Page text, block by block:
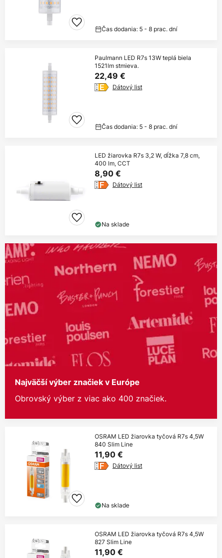
Čas dodania: 5 - 8 prac. dní
Paulmann LED R7s 13W teplá biela
1521lm stmieva.
22,49 €
Dátový list
Čas dodania: 5 - 8 prac. dní
LED žiarovka R7s 3,2 W, dĺžka 7,8 cm,
400 lm, CCT
8,90 €
Dátový list
Na sklade
Najväčší výber značiek v Európe
Obrovský výber z viac ako 400 značiek.
OSRAM LED žiarovka tyčová R7s 4,5W
840 Slim Line
11,90 €
Dátový list
Na sklade
OSRAM LED žiarovka tyčová R7s 4,5W
827 Slim Line
11,90 €